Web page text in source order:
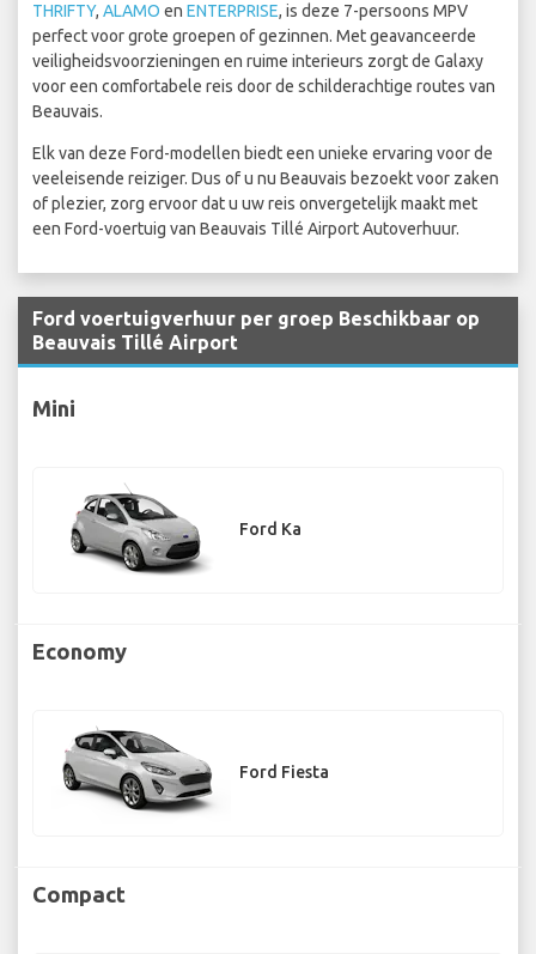
THRIFTY, ALAMO en ENTERPRISE, is deze 7-persoons MPV
perfect voor grote groepen of gezinnen. Met geavanceerde
veiligheidsvoorzieningen en ruime interieurs zorgt de Galaxy
voor een comfortabele reis door de schilderachtige routes van
Beauvais.
Elk van deze Ford-modellen biedt een unieke ervaring voor de
veeleisende reiziger. Dus of u nu Beauvais bezoekt voor zaken
of plezier, zorg ervoor dat u uw reis onvergetelijk maakt met
een Ford-voertuig van Beauvais Tillé Airport Autoverhuur.
Ford voertuigverhuur per groep Beschikbaar op
Beauvais Tillé Airport
Mini
Ford Ka
Economy
Ford Fiesta
Compact